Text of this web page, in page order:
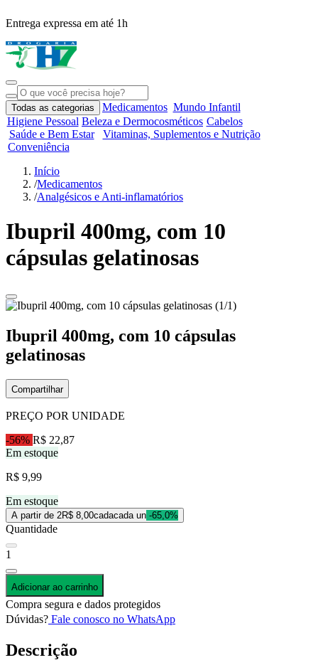
Entrega expressa em até 1h
Todas as categorias Medicamentos Mundo Infantil
Higiene Pessoal Beleza e Dermocosméticos Cabelos
Saúde e Bem Estar
Vitaminas, Suplementos e Nutrição
Conveniência
Início
/Medicamentos
/Analgésicos e Anti-inflamatórios
Ibupril 400mg, com 10
cápsulas gelatinosas
Ibupril 400mg, com 10 cápsulas
gelatinosas
Compartilhar
PREÇO POR UNIDADE
-56% R$ 22,87
Em estoque
R$ 9,99
Em estoque
A partir de 2R$ 8,00cadacada un -65,0%
Quantidade
1
Adicionar ao carrinho
Compra segura e dados protegidos
Dúvidas? Fale conosco no WhatsApp
Descrição